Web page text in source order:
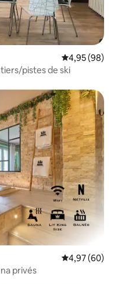
Évaluation
4,95 (98)
pistes de ski
Évaluation
4,97 (60)
privés